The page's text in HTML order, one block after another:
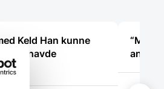
Keld Han kunne
jeg havde
spørgsmål til “